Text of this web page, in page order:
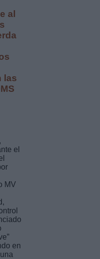
al
las
el
MV
en